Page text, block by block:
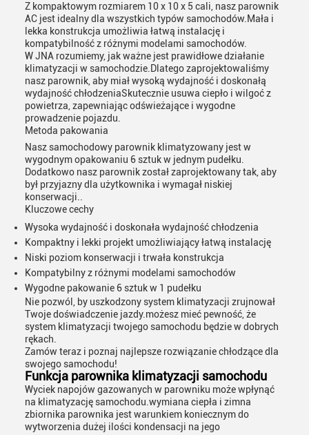
Z kompaktowym rozmiarem 10 x 10 x 5 cali, nasz parownik
AC jest idealny dla wszystkich typów samochodów.Mała i
lekka konstrukcja umożliwia łatwą instalację i
kompatybilność z różnymi modelami samochodów.
W JNA rozumiemy, jak ważne jest prawidłowe działanie
klimatyzacji w samochodzie.Dlatego zaprojektowaliśmy
nasz parownik, aby miał wysoką wydajność i doskonałą
wydajność chłodzeniaSkutecznie usuwa ciepło i wilgoć z
powietrza, zapewniając odświeżające i wygodne
prowadzenie pojazdu.
Metoda pakowania
Nasz samochodowy parownik klimatyzowany jest w
wygodnym opakowaniu 6 sztuk w jednym pudełku.
Dodatkowo nasz parownik został zaprojektowany tak, aby
był przyjazny dla użytkownika i wymagał niskiej
konserwacji..
Kluczowe cechy
Wysoka wydajność i doskonała wydajność chłodzenia
Kompaktny i lekki projekt umożliwiający łatwą instalację
Niski poziom konserwacji i trwała konstrukcja
Kompatybilny z różnymi modelami samochodów
Wygodne pakowanie 6 sztuk w 1 pudełku
Nie pozwól, by uszkodzony system klimatyzacji zrujnował
Twoje doświadczenie jazdy.możesz mieć pewność, że
system klimatyzacji twojego samochodu będzie w dobrych
rękach.
Zamów teraz i poznaj najlepsze rozwiązanie chłodzące dla
swojego samochodu!
Funkcja parownika klimatyzacji samochodu
Wyciek napojów gazowanych w parowniku może wpłynąć
na klimatyzację samochodu.wymiana ciepła i zimna
zbiornika parownika jest warunkiem koniecznym do
wytworzenia dużej ilości kondensacji na jego